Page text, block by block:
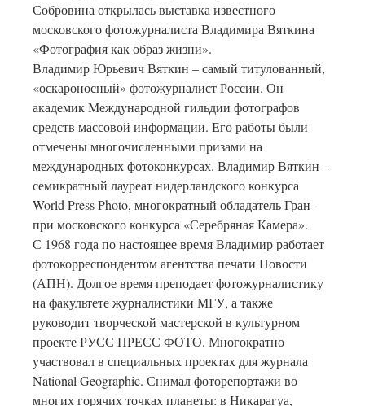
Собровина открылась выставка известного
московского фотожурналиста Владимира Вяткина
«Фотография как образ жизни».
Владимир Юрьевич Вяткин – самый титулованный,
«оскароносный» фотожурналист России. Он
академик Международной гильдии фотографов
средств массовой информации. Его работы были
отмечены многочисленными призами на
международных фотоконкурсах. Владимир Вяткин –
семикратный лауреат нидерландского конкурса
World Press Photo, многократный обладатель Гран-
при московского конкурса «Серебряная Камера».
С 1968 года по настоящее время Владимир работает
фотокорреспондентом агентства печати Новости
(АПН). Долгое время преподает фотожурналистику
на факультете журналистики МГУ, а также
руководит творческой мастерской в культурном
проекте РУСС ПРЕСС ФОТО. Многократно
участвовал в специальных проектах для журнала
National Geographic. Снимал фоторепортажи во
многих горячих точках планеты: в Никарагуа,